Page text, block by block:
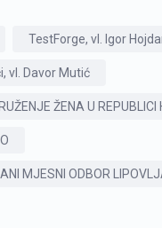
TestForge, vl. Igor
vl. Davor Mutić
ŽENA U REPUBLICI
MJESNI ODBOR